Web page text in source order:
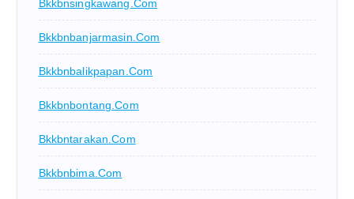
Bkkbnsingkawang.com
Bkkbnbanjarmasin.com
Bkkbnbalikpapan.com
Bkkbnbontang.com
Bkkbntarakan.com
Bkkbnbima.com